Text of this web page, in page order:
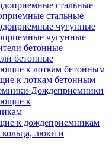
стальные
чугунные
бетонные
к лоткам бетонным
Дождеприемники
к дождеприемникам